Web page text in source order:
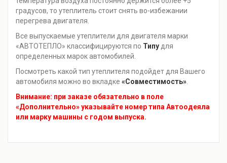
градусов, то утеплитель стоит снять во-избежании
перегрева двигателя.
Все выпускаемые утеплители для двигателя марки
«АВТОТЕПЛО» классифицируются по Типу для
определенных марок автомобилей.
Посмотреть какой тип утеплителя подойдет для Вашего
автомобиля можно во вкладке «Совместимость»
Внимание: при заказе обязательно в поле
«Дополнительно» указывайте номер типа Автоодеяла
или марку машины с годом выпуска.